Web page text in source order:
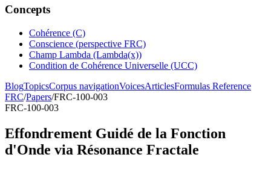
Concepts
Cohérence (C)
Conscience (perspective FRC)
Champ Lambda (Lambda(x))
Condition de Cohérence Universelle (UCC)
BlogTopicsCorpus navigationVoicesArticlesFormulas Reference
FRC/Papers/FRC-100-003
FRC-100-003
Effondrement Guidé de la Fonction
d'Onde via Résonance Fractale